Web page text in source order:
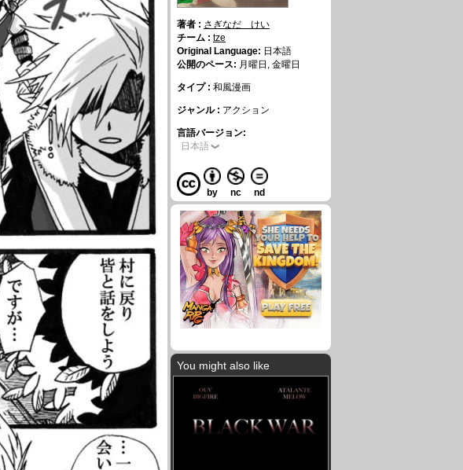
著者 : さぎなだ けい
チーム : tze
Original Language: 日本語
公開のペース: 月曜日, 金曜日
タイプ : 和風漫画
ジャンル : アクション
言語バージョン:
日本語
by nc nd
You might also like